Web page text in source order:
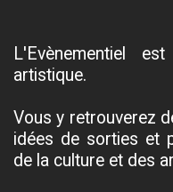
L'Evènementiel
artistique.
Vous y retrouverez
idées de sorties et
de la culture et des